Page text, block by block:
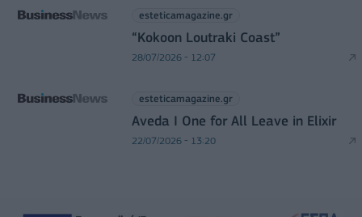
esteticamagazine.gr
“Kokoon Loutraki Coast”
28/07/2026 - 12:07
esteticamagazine.gr
Aveda I One for All Leave in Elixir
22/07/2026 - 13:20